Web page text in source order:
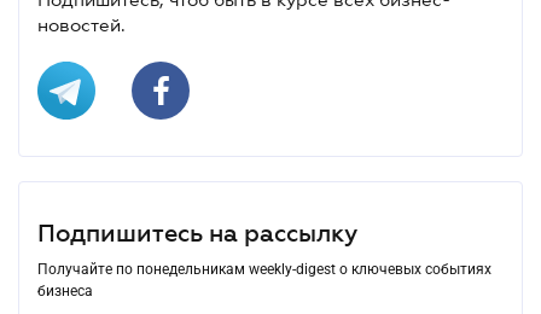
новостей.
Подпишитесь на рассылку
Получайте по понедельникам weekly-digest о ключевых событиях
бизнеса